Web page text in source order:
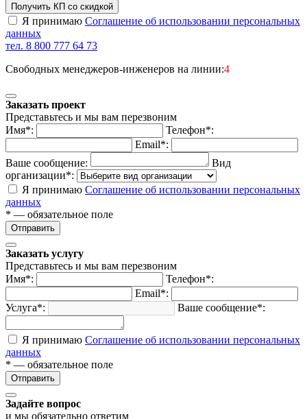
Получить КП со скидкой
Я принимаю Соглашение об использовании персональных
данных
тел. 8 800 777 64 73
Свободных менеджеров-инженеров на линии:4
Заказать проект
Представьтесь и мы вам перезвоним
Имя*:
Телефон*:
Email*:
Ваше сообщение:
Вид
организации*:
Я принимаю Соглашение об использовании персональных
данных
* — обязательное поле
Отправить
Заказать услугу
Представьтесь и мы вам перезвоним
Имя*:
Телефон*:
Email*:
Услуга*:
Ваше сообщение*:
Я принимаю Соглашение об использовании персональных
данных
* — обязательное поле
Отправить
Задайте вопрос
и мы обязательно ответим